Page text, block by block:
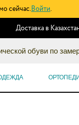
сейчас.Войти.
Доставка в
обуви по